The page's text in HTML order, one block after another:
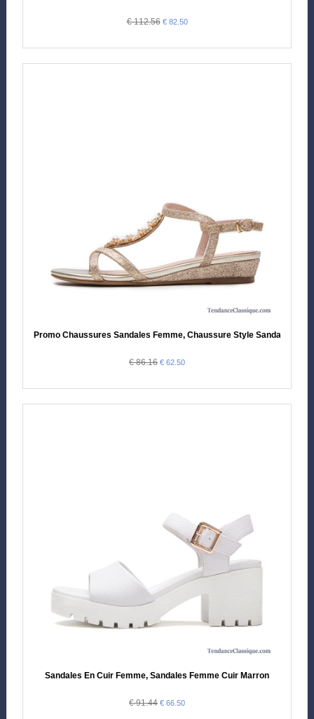
€ 112.56 € 82.50
Promo Chaussures Sandales Femme, Chaussure Style Sandales
€ 86.16 € 62.50
Sandales En Cuir Femme, Sandales Femme Cuir Marron
€ 91.44 € 66.50